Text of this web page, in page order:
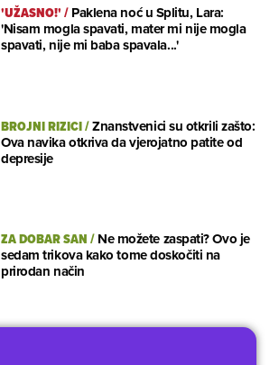
'UŽASNO!'/Paklena noć u Splitu, Lara:
'Nisam mogla spavati, mater mi nije mogla
spavati, nije mi baba spavala...'
BROJNI RIZICI/Znanstvenici su otkrili zašto:
Ova navika otkriva da vjerojatno patite od
depresije
ZA DOBAR SAN/Ne možete zaspati? Ovo je
sedam trikova kako tome doskočiti na
prirodan način